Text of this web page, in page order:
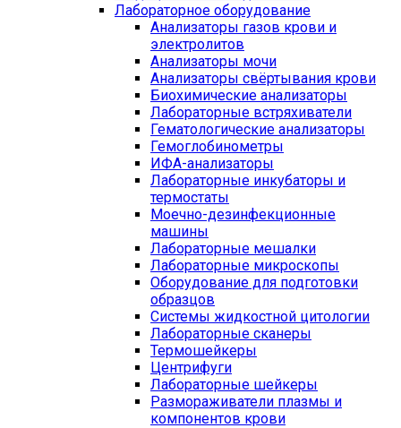
Лабораторное оборудование
Анализаторы газов крови и
электролитов
Анализаторы мочи
Анализаторы свёртывания крови
Биохимические анализаторы
Лабораторные встряхиватели
Гематологические анализаторы
Гемоглобинометры
ИФА-анализаторы
Лабораторные инкубаторы и
термостаты
Моечно-дезинфекционные
машины
Лабораторные мешалки
Лабораторные микроскопы
Оборудование для подготовки
образцов
Системы жидкостной цитологии
Лабораторные сканеры
Термошейкеры
Центрифуги
Лабораторные шейкеры
Размораживатели плазмы и
компонентов крови